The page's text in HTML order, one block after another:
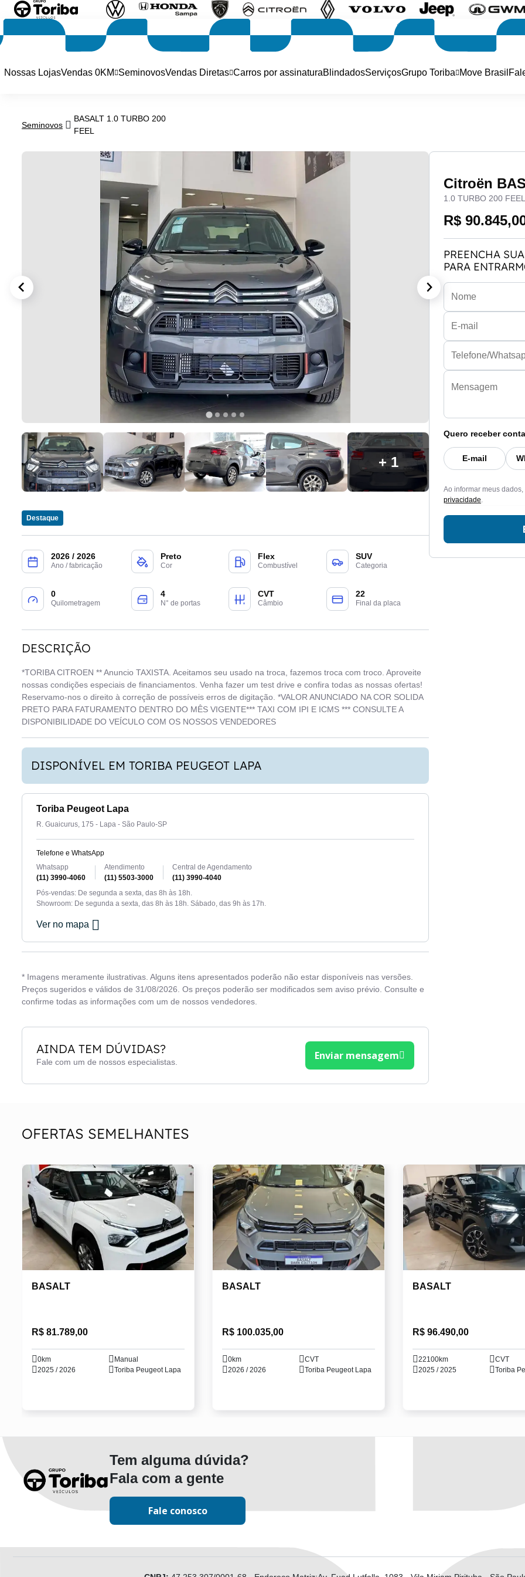
Nossas LojasVendas 0KM SeminovosVendas Diretas Carros por assinaturaBlindadosServiçosGrupo Toriba Move Brasil
Seminovos
BASALT 1.0 TURBO 200
FEEL
+ 1
Destaque
2026 / 2026
Ano / fabricação
Preto
Cor
Flex
Combustível
SUV
Categoria
0
Quilometragem
4
N° de portas
CVT
Câmbio
22
Final da placa
DESCRIÇÃO
*TORIBA CITROEN ** Anuncio TAXISTA. Aceitamos seu usado na troca, fazemos troca com troco. Aproveite
nossas condições especiais de financiamentos. Venha fazer um test drive e confira todas as nossas ofertas!
Reservamo-nos o direito à correção de possíveis erros de digitação. *VALOR ANUNCIADO NA COR SOLIDA
PRETO PARA FATURAMENTO DENTRO DO MÊS VIGENTE*** TAXI COM IPI E ICMS *** CONSULTE A
DISPONIBILIDADE DO VEÍCULO COM OS NOSSOS VENDEDORES
DISPONÍVEL EM TORIBA PEUGEOT LAPA
Toriba Peugeot Lapa
R. Guaicurus, 175 - Lapa - São Paulo-SP
Telefone e WhatsApp
Whatsapp
(11) 3990-4060
Atendimento
(11) 5503-3000
Central de Agendamento
(11) 3990-4040
Pós-vendas: De segunda a sexta, das 8h às 18h.
Showroom: De segunda a sexta, das 8h às 18h. Sábado, das 9h às 17h.
Ver no mapa
* Imagens meramente ilustrativas. Alguns itens apresentados poderão não estar disponíveis nas versões.
Preços sugeridos e válidos de 31/08/2026. Os preços poderão ser modificados sem aviso prévio. Consulte e
confirme todas as informações com um de nossos vendedores.
AINDA TEM DÚVIDAS?
Fale com um de nossos especialistas.
Enviar mensagem
Citroën
1.0 TURBO 200 FEEL
R$
PREENCHA
PARA
Quero receber
E-mail
Ao informar meus
privacidade.
OFERTAS SEMELHANTES
BASALT
R$ 81.789,00
0km
Manual
2025 / 2026
Toriba Peugeot Lapa
BASALT
R$ 100.035,00
0km
CVT
2026 / 2026
Toriba Peugeot Lapa
BASALT
R$ 96.490,00
22100km
CVT
2025 / 2025
Toriba
Tem alguma dúvida?
Fala com a gente
Fale conosco